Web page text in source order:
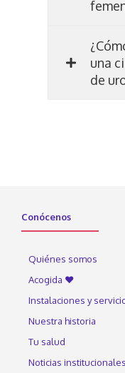
una
de
Conócenos
Quiénes somos
Acogida ♥
Instalaciones y
Nuestra historia
Tu salud
Noticias institucionales